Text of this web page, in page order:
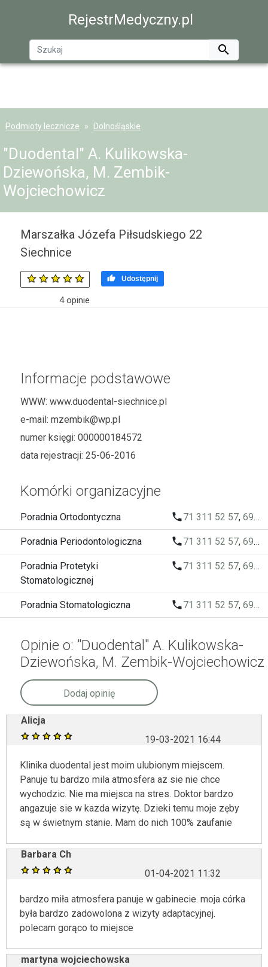
RejestrMedyczny.pl

Podmioty lecznicze Dolnośląskie
"Duodental" A. Kulikowska-
Dziewońska, M. Zembik-
Wojciechowicz
Marszałka Józefa Piłsudskiego 22
Siechnice
4opinie
 Udostępnij
Informacje podstawowe
WWW: www.duodental-siechnice.pl
e-mail: mzembik@wp.pl
numer księgi: 000000184572
data rejestracji: 25-06-2016
Komórki organizacyjne
Poradnia Ortodontyczna local_phone71 311 52 57, 697 896 486
Poradnia Periodontologiczna local_phone71 311 52 57, 697 896 486
Poradnia Protetyki
Stomatologicznej
local_phone71 311 52 57, 697 896 486
Poradnia Stomatologiczna local_phone71 311 52 57, 697 896 486
Opinie o: "Duodental" A. Kulikowska-
Dziewońska, M. Zembik-Wojciechowicz
Dodaj opinię
Alicja
19-03-2021 16:44
Klinika duodental jest moim ulubionym miejscem.
Panuje tu bardzo mila atmosfera az sie nie chce
wychodzic. Nie ma miejsca na stres. Doktor bardzo
angazuje sie w kazda wizytę. Dzieki temu moje zęby
są w świetnym stanie. Mam do nich 100% zaufanie
Barbara Ch
01-04-2021 11:32
bardzo miła atmosfera panuje w gabinecie. moja córka
była bardzo zadowolona z wizyty adaptacyjnej.
polecam gorąco to miejsce
martyna wojciechowska